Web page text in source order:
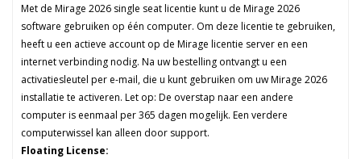
Met de Mirage 2026 single seat licentie kunt u de Mirage 2026
software gebruiken op één computer. Om deze licentie te gebruiken,
heeft u een actieve account op de Mirage licentie server en een
internet verbinding nodig. Na uw bestelling ontvangt u een
activatiesleutel per e-mail, die u kunt gebruiken om uw Mirage 2026
installatie te activeren. Let op: De overstap naar een andere
computer is eenmaal per 365 dagen mogelijk. Een verdere
computerwissel kan alleen door support.
Floating License: